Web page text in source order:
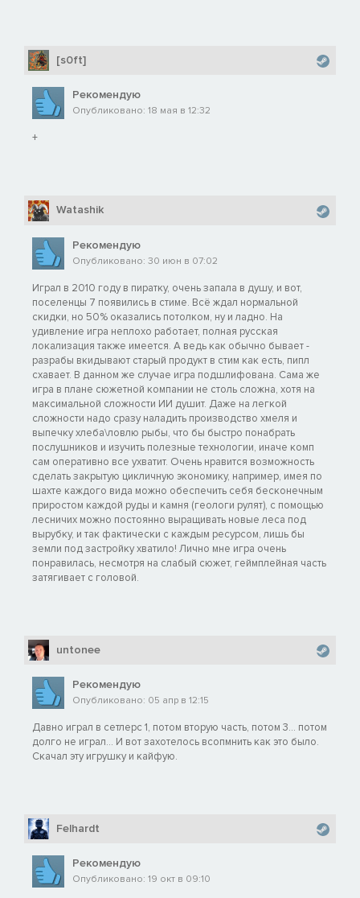
[s0ft]
Рекомендую
Опубликовано: 18 мая в 12:32
+
Watashik
Рекомендую
Опубликовано: 30 июн в 07:02
Играл в 2010 году в пиратку, очень запала в душу, и вот,
поселенцы 7 появились в стиме. Всё ждал нормальной
скидки, но 50% оказались потолком, ну и ладно. На
удивление игра неплохо работает, полная русская
локализация также имеется. А ведь как обычно бывает -
разрабы вкидывают старый продукт в стим как есть, пипл
схавает. В данном же случае игра подшлифована. Сама же
игра в плане сюжетной компании не столь сложна, хотя на
максимальной сложности ИИ душит. Даже на легкой
сложности надо сразу наладить производство хмеля и
выпечку хлеба\ловлю рыбы, что бы быстро понабрать
послушников и изучить полезные технологии, иначе комп
сам оперативно все ухватит. Очень нравится возможность
сделать закрытую цикличную экономику, например, имея по
шахте каждого вида можно обеспечить себя бесконечным
приростом каждой руды и камня (геологи рулят), с помощью
лесничих можно постоянно выращивать новые леса под
вырубку, и так фактически с каждым ресурсом, лишь бы
земли под застройку хватило! Лично мне игра очень
понравилась, несмотря на слабый сюжет, геймплейная часть
затягивает с головой.
untonee
Рекомендую
Опубликовано: 05 апр в 12:15
Давно играл в сетлерс 1, потом вторую часть, потом 3... потом
долго не играл... И вот захотелось всопмнить как это было.
Скачал эту игрушку и кайфую.
Felhardt
Рекомендую
Опубликовано: 19 окт в 09:10